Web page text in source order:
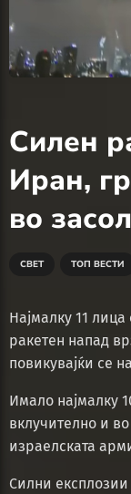
Силен
Иран,
во
СВЕТ ТОП ВЕСТИ
Најмалку 11
ракетен напад
повикувајќи се
Имало најмалку
вклучително и
израелската
Силни